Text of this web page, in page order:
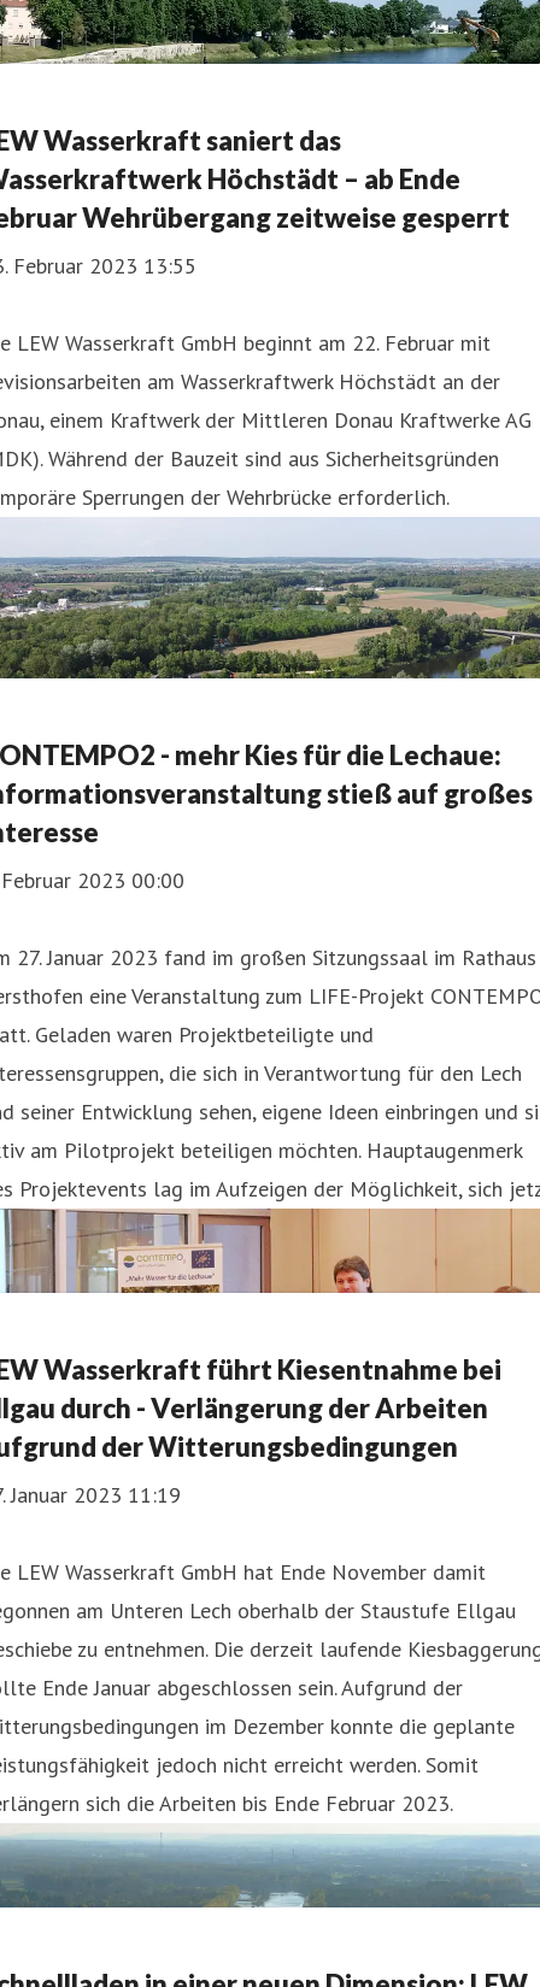
Wasserkraft saniert das
Höchstädt – ab Ende
Wehrübergang zeitweise gesperrt
Februar 2023 13:55
LEW Wasserkraft GmbH beginnt am 22. Februar mit
am Wasserkraftwerk Höchstädt an der
einem Kraftwerk der Mittleren Donau Kraftwerke AG
Während der Bauzeit sind aus Sicherheitsgründen
Sperrungen der Wehrbrücke erforderlich.
- mehr Kies für die Lechaue:
stieß auf großes
2023 00:00
27. Januar 2023 fand im großen Sitzungssaal im Rathaus
eine Veranstaltung zum LIFE-Projekt
Geladen waren Projektbeteiligte und
die sich in Verantwortung für den Lech
seiner Entwicklung sehen, eigene Ideen einbringen und
am Pilotprojekt beteiligen möchten. Hauptaugenmerk
Projektevents lag im Aufzeigen der Möglichkeit, sich
Wasserkraft führt Kiesentnahme bei
durch - Verlängerung der Arbeiten
der Witterungsbedingungen
Januar 2023 11:19
LEW Wasserkraft GmbH hat Ende November damit
am Unteren Lech oberhalb der Staustufe Ellgau
zu entnehmen. Die derzeit laufende
Ende Januar abgeschlossen sein. Aufgrund der
im Dezember konnte die geplante
jedoch nicht erreicht werden. Somit
sich die Arbeiten bis Ende Februar 2023.